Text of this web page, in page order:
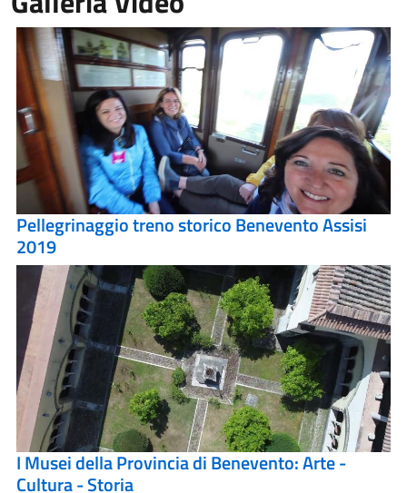
Pellegrinaggio treno storico Benevento Assisi
2019
I Musei della Provincia di Benevento: Arte -
Cultura - Storia